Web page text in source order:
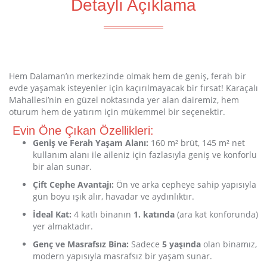
Detaylı Açıklama
Hem Dalaman’ın merkezinde olmak hem de geniş, ferah bir
evde yaşamak isteyenler için kaçırılmayacak bir fırsat! Karaçalı
Mahallesi’nin en güzel noktasında yer alan dairemiz, hem
oturum hem de yatırım için mükemmel bir seçenektir.
Evin Öne Çıkan Özellikleri:
Geniş ve Ferah Yaşam Alanı: 160 m² brüt, 145 m² net
kullanım alanı ile aileniz için fazlasıyla geniş ve konforlu
bir alan sunar.
Çift Cephe Avantajı: Ön ve arka cepheye sahip yapısıyla
gün boyu ışık alır, havadar ve aydınlıktır.
İdeal Kat: 4 katlı binanın 1. katında (ara kat konforunda)
yer almaktadır.
Genç ve Masrafsız Bina: Sadece 5 yaşında olan binamız,
modern yapısıyla masrafsız bir yaşam sunar.